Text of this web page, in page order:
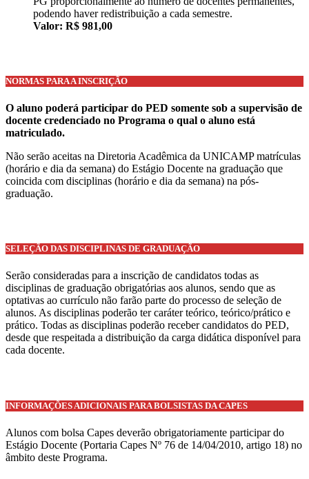
podendo haver redistribuição a cada semestre.
Valor: R$ 981,00
NORMAS PARA A INSCRIÇÃO
O aluno poderá participar do PED somente sob a supervisão de
docente credenciado no Programa o qual o aluno está
matriculado.
Não serão aceitas na Diretoria Acadêmica da UNICAMP matrículas
(horário e dia da semana) do Estágio Docente na graduação que
coincida com disciplinas (horário e dia da semana) na pós-
graduação.
SELEÇÃO DAS DISCIPLINAS DE GRADUAÇÃO
Serão consideradas para a inscrição de candidatos todas as
disciplinas de graduação obrigatórias aos alunos, sendo que as
optativas ao currículo não farão parte do processo de seleção de
alunos. As disciplinas poderão ter caráter teórico, teórico/prático e
prático. Todas as disciplinas poderão receber candidatos do PED,
desde que respeitada a distribuição da carga didática disponível para
cada docente.
INFORMAÇÕES ADICIONAIS PARA BOLSISTAS DA CAPES
Alunos com bolsa Capes deverão obrigatoriamente participar do
Estágio Docente (Portaria Capes Nº 76 de 14/04/2010, artigo 18) no
âmbito deste Programa.